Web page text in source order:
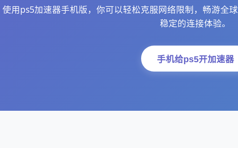
使用ps5加速器手机版，你可以轻松克服网络限制，畅游全
稳定的连接体验。
手机给ps5开加速器